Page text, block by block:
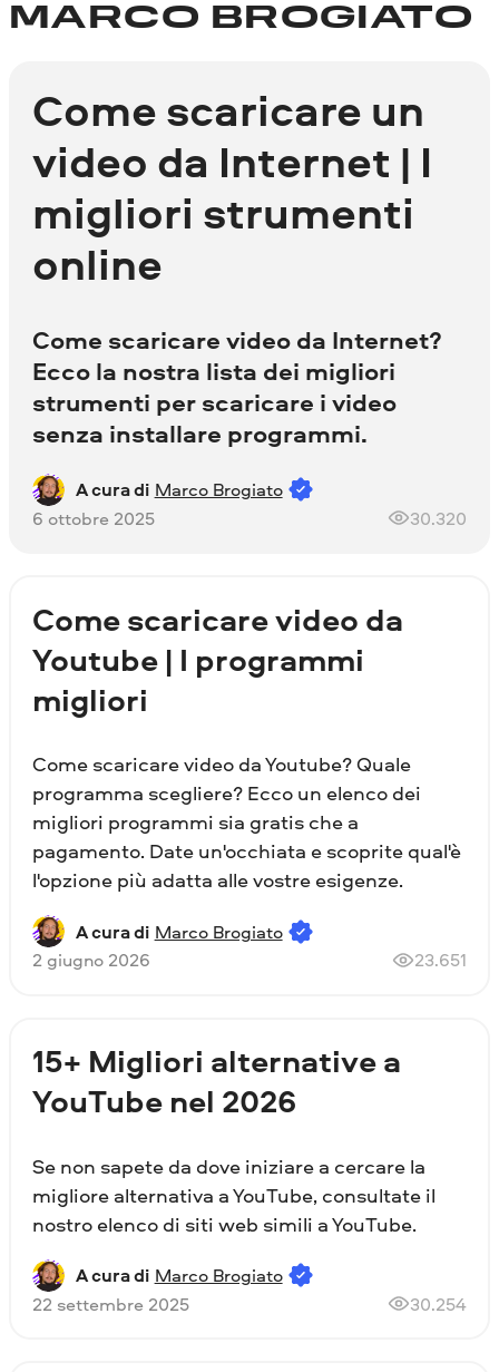
MARCO BROGIATO
Come scaricare un
video da Internet | I
migliori strumenti
online
Сome scaricare video da Internet?
Ecco la nostra lista dei migliori
strumenti per scaricare i video
senza installare programmi.
A cura di Marco Brogiato
6 ottobre 2025
30.320
Come scaricare video da
Youtube | I programmi
migliori
Come scaricare video da Youtube? Quale
programma scegliere? Ecco un elenco dei
migliori programmi sia gratis che a
pagamento. Date un'occhiata e scoprite qual'è
l'opzione più adatta alle vostre esigenze.
A cura di Marco Brogiato
2 giugno 2026
23.651
15+ Migliori alternative a
YouTube nel 2026
Se non sapete da dove iniziare a cercare la
migliore alternativa a YouTube, consultate il
nostro elenco di siti web simili a YouTube.
A cura di Marco Brogiato
22 settembre 2025
30.254